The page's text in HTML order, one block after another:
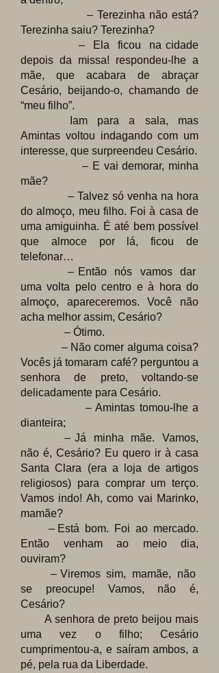
– Terezinha não está?
Terezinha saiu? Terezinha?
– Ela ficou na cidade
depois da missa! respondeu-lhe a
mãe, que acabara de abraçar
Cesário, beijando-o, chamando de
“meu filho”.
Iam para a sala, mas
Amintas voltou indagando com um
interesse, que surpreendeu Cesário.
– E vai demorar, minha
mãe?
– Talvez só venha na hora
do almoço, meu filho. Foi à casa de
uma amiguinha. É até bem possível
que almoce por lá, ficou de
telefonar…
– Então nós vamos dar
uma volta pelo centro e à hora do
almoço, apareceremos. Você não
acha melhor assim, Cesário?
– Ótimo.
– Não comer alguma coisa?
Vocês já tomaram café? perguntou a
senhora de preto, voltando-se
delicadamente para Cesário.
– Amintas tomou-lhe a
dianteira;
– Já minha mãe. Vamos,
não é, Cesário? Eu quero ir à casa
Santa Clara (era a loja de artigos
religiosos) para comprar um terço.
Vamos indo! Ah, como vai Marinko,
mamãe?
– Está bom. Foi ao mercado.
Então venham ao meio dia,
ouviram?
– Viremos sim, mamãe, não
se preocupe! Vamos, não é,
Cesário?
A senhora de preto beijou mais
uma vez o filho; Cesário
cumprimentou-a, e saíram ambos, a
pé, pela rua da Liberdade.